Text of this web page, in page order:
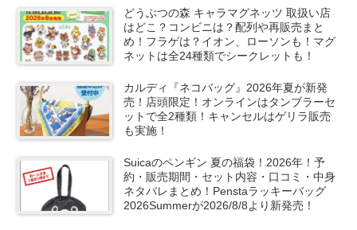
どうぶつの森 キャラマグネッツ 取扱い店
はどこ？コンビニは？配列や再販売まと
め！フラゲは？イオン、ローソンも！マグ
ネットは全24種類でシークレットも！
カルディ『ネコバッグ』2026年夏が新発
売！店頭限定！オンラインはタンブラーセ
ットで全2種類！キャンセルはゲリラ販売
も実施！
Suicaのペンギン 夏の福袋！2026年！予
約・販売期間・セット内容・口コミ・中身
ネタバレまとめ！Penstaラッキーバッグ
2026Summerが2026/8/8より新発売！